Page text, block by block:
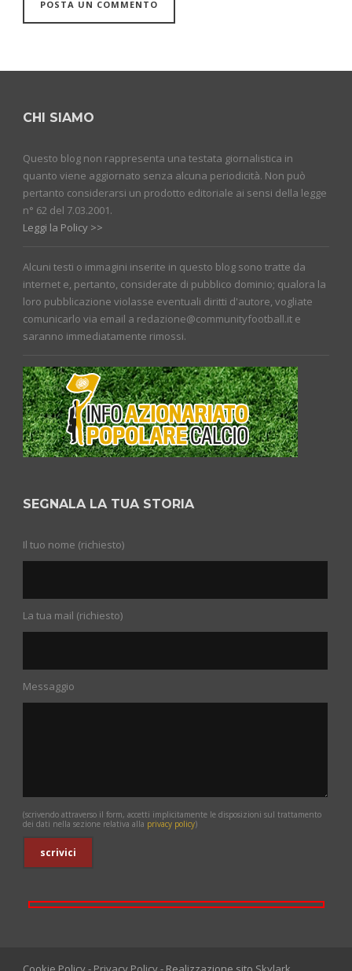
CHI SIAMO
Questo blog non rappresenta una testata giornalistica in
quanto viene aggiornato senza alcuna periodicità. Non può
pertanto considerarsi un prodotto editoriale ai sensi della legge
n° 62 del 7.03.2001.
Leggi la Policy >>
Alcuni testi o immagini inserite in questo blog sono tratte da
internet e, pertanto, considerate di pubblico dominio; qualora la
loro pubblicazione violasse eventuali diritti d'autore, vogliate
comunicarlo via email a redazione@communityfootball.it e
saranno immediatamente rimossi.
SEGNALA LA TUA STORIA
Il tuo nome (richiesto)
La tua mail (richiesto)
Messaggio
(scrivendo attraverso il form, accetti implicitamente le disposizioni sul trattamento
dei dati nella sezione relativa alla privacy policy)